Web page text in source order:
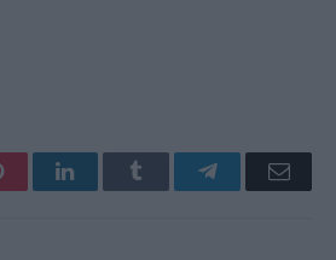
PinterestLinkedIn Tumblr Telegram